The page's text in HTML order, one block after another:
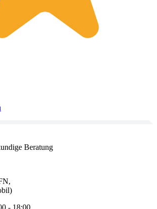
Beratung
- 18:00